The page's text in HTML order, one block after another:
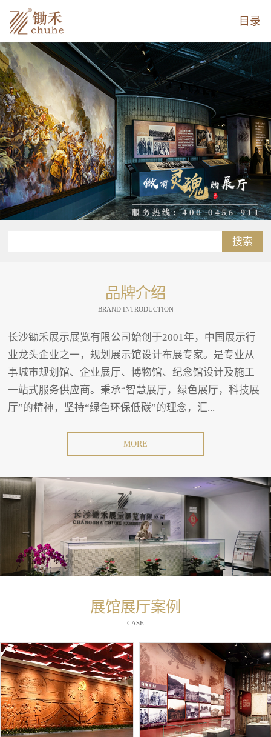
目录
搜索
品牌介绍
BRAND INTRODUCTION
长沙锄禾展示展览有限公司始创于2001年，中国展示行
业龙头企业之一，规划展示馆设计布展专家。是专业从
事城市规划馆、企业展厅、博物馆、纪念馆设计及施工
一站式服务供应商。秉承“智慧展厅，绿色展厅，科技展
厅”的精神，坚持“绿色环保低碳”的理念，汇...
MORE
展馆展厅案例
CASE